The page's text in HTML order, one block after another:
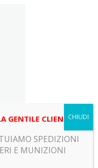
,ESPLOSIVI
– Cartucce metalliche –
Call For Price
GENTILE CLIENTELA
SPEDIZIONI
E MUNIZIONI